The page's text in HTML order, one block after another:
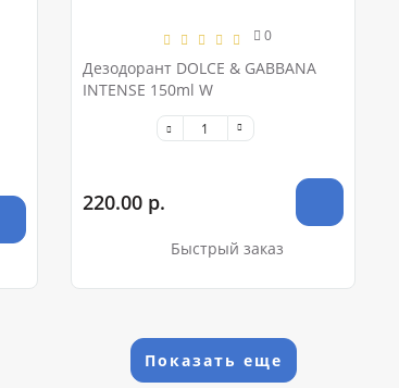
0
Дезодорант DOLCE & GABBANA
INTENSE 150ml W
220.00 р.
Быстрый заказ
Показать еще